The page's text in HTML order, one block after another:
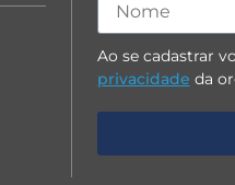
Ao se cadastrar
privacidade da